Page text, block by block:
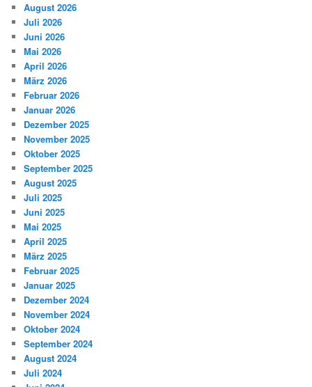
August 2026
Juli 2026
Juni 2026
Mai 2026
April 2026
März 2026
Februar 2026
Januar 2026
Dezember 2025
November 2025
Oktober 2025
September 2025
August 2025
Juli 2025
Juni 2025
Mai 2025
April 2025
März 2025
Februar 2025
Januar 2025
Dezember 2024
November 2024
Oktober 2024
September 2024
August 2024
Juli 2024